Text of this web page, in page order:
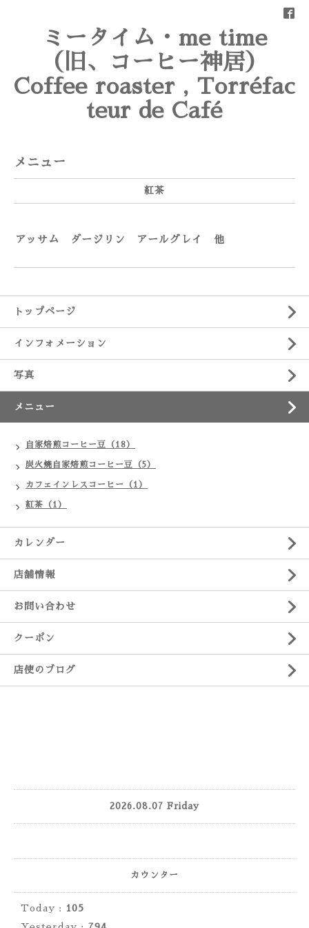
ミータイム・me time
（旧、コーヒー神居）
Coffee roaster , Torréfac
teur de Café
メニュー
紅茶
アッサム ダージリン アールグレイ 他
トップページ
インフォメーション
写真
メニュー
自家焙煎コーヒー豆（18）
炭火焼自家焙煎コーヒー豆（5）
カフェインレスコーヒー（1）
紅茶（1）
カレンダー
店舗情報
お問い合わせ
クーポン
店使のブログ
2026.08.07 Friday
カウンター
Today :
105